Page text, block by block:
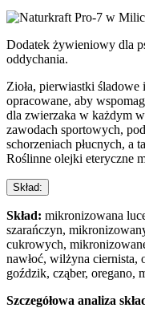
Dodatek żywieniowy dla
oddychania.
Zioła, pierwiastki śladowe
opracowane, aby
dla zwierzaka w każdym
zawodach sportowych,
schorzeniach płucnych, a
Roślinne olejki eteryczne
Skład:
Skład: mikronizowana
szarańczyn,
cukrowych,
nawłoć, wilżyna ciernista,
goździk, cząber, oregano,
Szczegółowa analiza